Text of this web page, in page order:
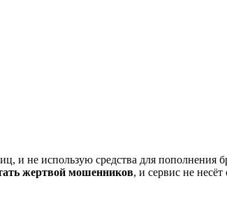
и не использую средства для пополнения
жертвой мошенников, и сервис не несёт